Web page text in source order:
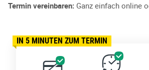
Termin vereinbaren: Ganz einfach online
IN 5 MINUTEN ZUM TERMIN